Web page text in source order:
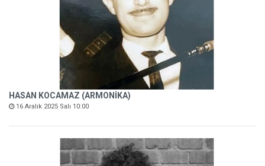
HASAN KOCAMAZ (ARMONİKA)
16 Aralık 2025 Salı 10:00